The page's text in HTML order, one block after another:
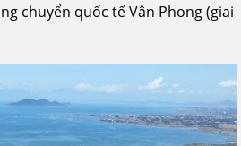
chuyển quốc tế Vân Phong (giai